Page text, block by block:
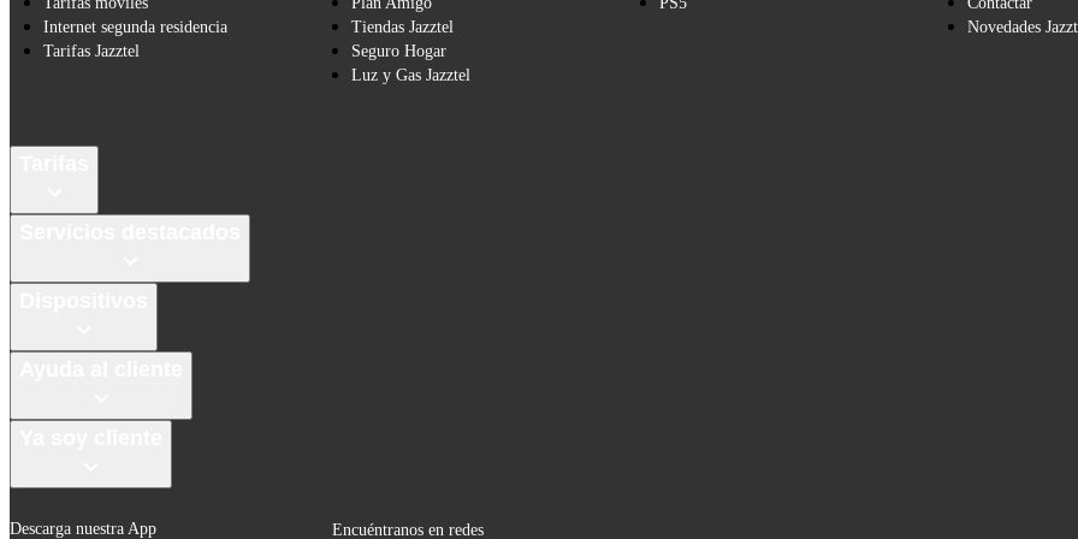
Internet segunda residencia
Tarifas Jazztel
Tiendas Jazztel
Seguro Hogar
Luz y Gas Jazztel
Novedades
Descarga nuestra App Encuéntranos en redes